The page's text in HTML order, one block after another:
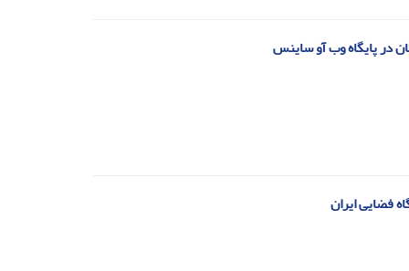
در پایگاه وب آو ساینس
فضایی ایران